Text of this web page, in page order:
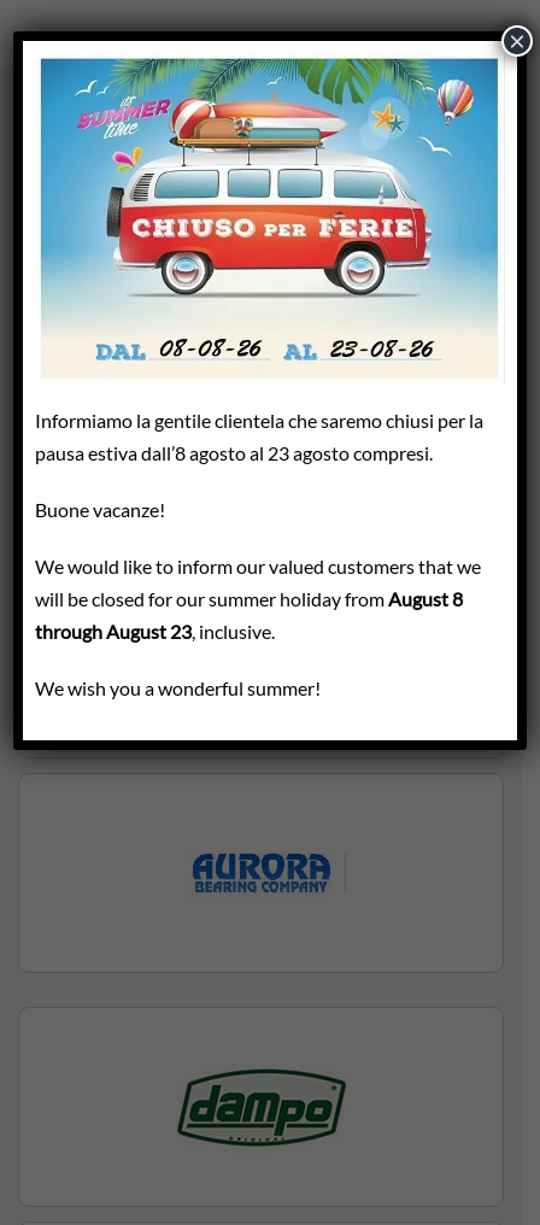
MARCHI COMMERCIALIZZATI
Informiamo la gentile clientela che saremo chiusi per la
pausa estiva dall’8 agosto al 23 agosto compresi.
Buone vacanze!
We would like to inform our valued customers that we
will be closed for our summer holiday from August 8
through August 23, inclusive.
We wish you a wonderful summer!
×